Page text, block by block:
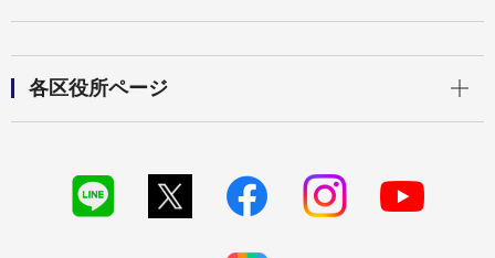
各区役所ページ